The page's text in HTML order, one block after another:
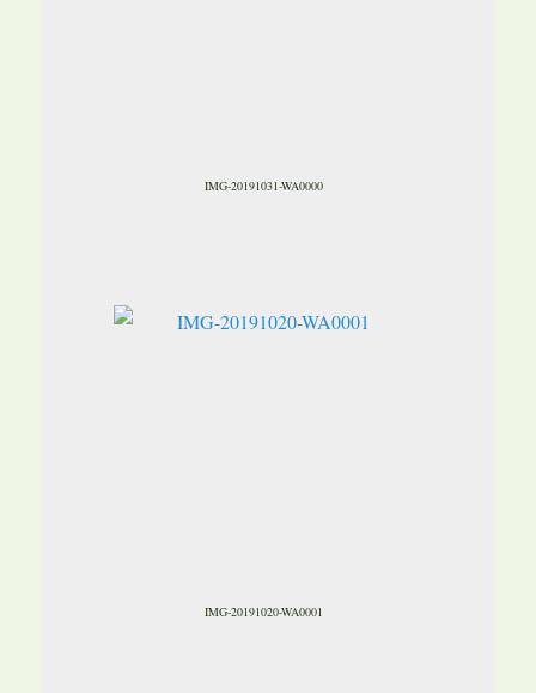
IMG-20191031-WA0000
IMG-20191020-WA0001